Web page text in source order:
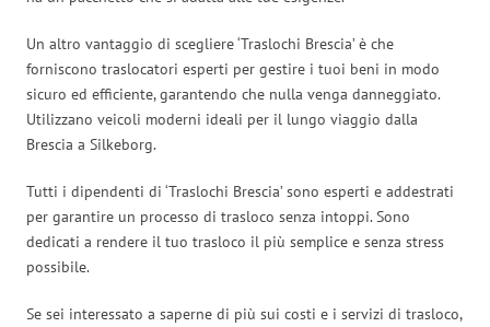
Un altro vantaggio di scegliere ‘Traslochi Brescia’ è che
forniscono traslocatori esperti per gestire i tuoi beni in modo
sicuro ed efficiente, garantendo che nulla venga danneggiato.
Utilizzano veicoli moderni ideali per il lungo viaggio dalla
Brescia a Silkeborg.
Tutti i dipendenti di ‘Traslochi Brescia’ sono esperti e addestrati
per garantire un processo di trasloco senza intoppi. Sono
dedicati a rendere il tuo trasloco il più semplice e senza stress
possibile.
Se sei interessato a saperne di più sui costi e i servizi di trasloco,